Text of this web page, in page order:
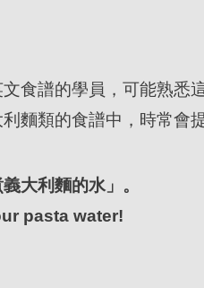
食譜的學員，可能熟悉
麵類的食譜中，時常會
大利麵的水」。
pasta water!